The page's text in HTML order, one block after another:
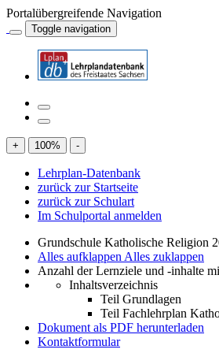
Portalübergreifende Navigation
Toggle navigation
+ 100% -
Lehrplan-Datenbank
zurück zur Startseite
zurück zur Schulart
Im Schulportal anmelden
Grundschule Katholische Religion
Alles aufklappen Alles zuklappen
Anzahl der Lernziele und -inhalte
Inhaltsverzeichnis
Teil Grundlagen
Teil Fachlehrplan
Dokument als PDF herunterladen
Kontaktformular